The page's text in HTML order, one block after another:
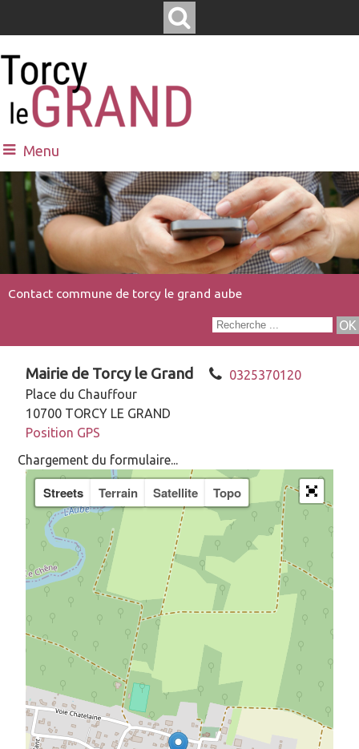
Menu
Contact commune de torcy le grand aube
Mairie de Torcy le Grand
Place du Chauffour
10700 TORCY LE GRAND
Position GPS
0325370120
Chargement du formulaire...
Streets Terrain Satellite Topo